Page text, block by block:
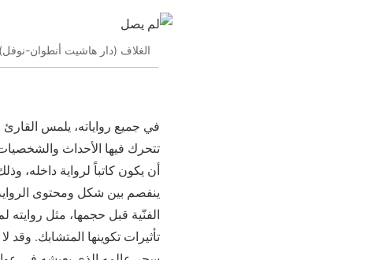
الغلاف (دار هاشيت أنطوان-نوفل)
في جميع رواياته، يلمس القارئ
تتحرك فيها الأحداث
أن يكون كاتباً لرواية داخله،
ينفصم بين شكل ومحتوى
الفنّية قبل حجمها، مثل
تأثيرات تكوينها المتشابك.